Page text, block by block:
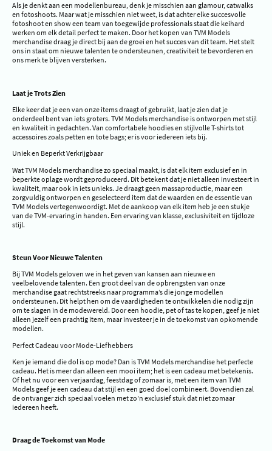
Als je denkt aan een modellenbureau, denk je misschien aan glamour, catwalks
en fotoshoots. Maar wat je misschien niet weet, is dat achter elke succesvolle
fotoshoot en show een team van toegewijde professionals staat die keihard
werken om elk detail perfect te maken. Door het kopen van TVM Models
merchandise draag je direct bij aan de groei en het succes van dit team. Het stelt
ons in staat om nieuwe talenten te ondersteunen, creativiteit te bevorderen en
ons merk te blijven versterken.
Laat je Trots Zien
Elke keer dat je een van onze items draagt of gebruikt, laat je zien dat je
onderdeel bent van iets groters. TVM Models merchandise is ontworpen met stijl
en kwaliteit in gedachten. Van comfortabele hoodies en stijlvolle T-shirts tot
accessoires zoals petten en tote bags; er is voor iedereen iets bij.
Uniek en Beperkt Verkrijgbaar
Wat TVM Models merchandise zo speciaal maakt, is dat elk item exclusief en in
beperkte oplage wordt geproduceerd. Dit betekent dat je niet alleen investeert in
kwaliteit, maar ook in iets unieks. Je draagt geen massaproductie, maar een
zorgvuldig ontworpen en geselecteerd item dat de waarden en de essentie van
TVM Models vertegenwoordigt. Met de aankoop van elk item heb je een stukje
van de TVM-ervaring in handen. Een ervaring van klasse, exclusiviteit en tijdloze
stijl.
Steun Voor Nieuwe Talenten
Bij TVM Models geloven we in het geven van kansen aan nieuwe en
veelbelovende talenten. Een groot deel van de opbrengsten van onze
merchandise gaat rechtstreeks naar programma’s die jonge modellen
ondersteunen. Dit helpt hen om de vaardigheden te ontwikkelen die nodig zijn
om te slagen in de modewereld. Door een hoodie, pet of tas te kopen, geef je niet
alleen jezelf een prachtig item, maar investeer je in de toekomst van opkomende
modellen.
Perfect Cadeau voor Mode-Liefhebbers
Ken je iemand die dol is op mode? Dan is TVM Models merchandise het perfecte
cadeau. Het is meer dan alleen een mooi item; het is een cadeau met betekenis.
Of het nu voor een verjaardag, feestdag of zomaar is, met een item van TVM
Models geef je een cadeau dat stijl en een goed doel combineert. Bovendien zal
de ontvanger zich speciaal voelen met zo'n exclusief stuk dat niet zomaar
iedereen heeft.
Draag de Toekomst van Mode